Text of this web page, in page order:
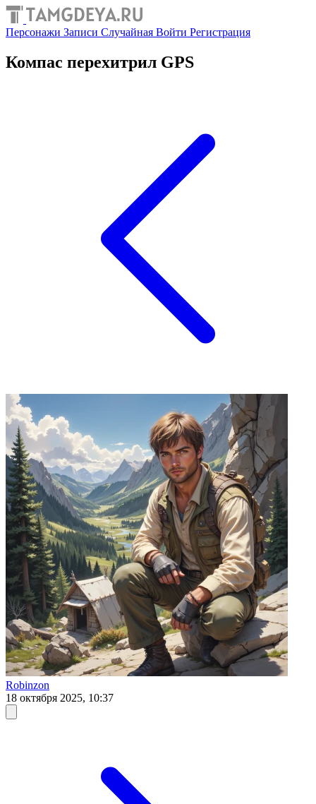
Персонажи Записи Случайная Войти Регистрация
Компас перехитрил GPS
Robinzon
18 октября 2025, 10:37